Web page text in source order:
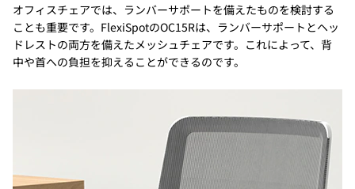
オフィスチェアでは、ランバーサポートを備えたものを検討する
ことも重要です。FlexiSpotのOC15Rは、ランバーサポートとヘッ
ドレストの両方を備えたメッシュチェアです。これによって、背
中や首への負担を抑えることができるのです。